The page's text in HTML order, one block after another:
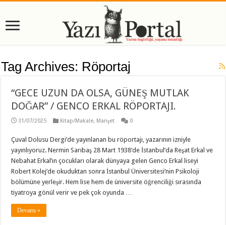
Tag Archives: Röportaj
“GECE UZUN DA OLSA, GÜNEŞ MUTLAK
DOĞAR” / GENCO ERKAL RÖPORTAJI.
31/07/2025 Kitap/Makale, Manşet 0
Çuval Dolusu Dergi’de yayınlanan bu röportajı, yazarının izniyle
yayınlıyoruz. Nermin Sarıbaş 28 Mart 1938’de İstanbul’da Reşat Erkal ve
Nebahat Erkal’ın çocukları olarak dünyaya gelen Genco Erkal liseyi
Robert Kolej’de okuduktan sonra İstanbul Üniversitesi’nin Psikoloji
bölümüne yerleşir. Hem lise hem de üniversite öğrenciliği sırasında
tiyatroya gönül verir ve pek çok oyunda …
Devamı »